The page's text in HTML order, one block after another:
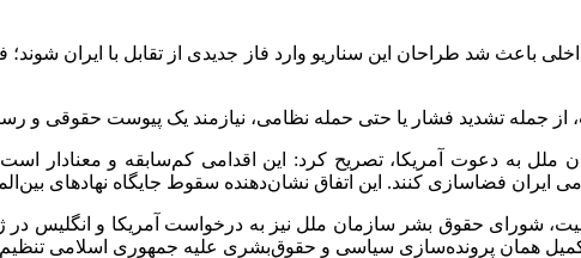
شد طراحان این سناریو وارد فاز جدیدی از تقابل با ایران
جمله تشدید فشار یا حتی حمله نظامی، نیازمند یک پیوست حقوقی و
به دعوت آمریکا، تصریح کرد: این اقدامی کم‌سابقه و معنادار
فضاسازی کنند. این اتفاق نشان‌دهنده سقوط جایگاه نهادهای
شورای حقوق بشر سازمان ملل نیز به درخواست آمریکا و انگلیس
تکمیل همان پرونده‌سازی سیاسی و حقوق‌بشری علیه جمهوری اسلامی